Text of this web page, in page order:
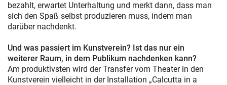
bezahlt, erwartet Unterhaltung und merkt dann, dass man
sich den Spaß selbst produzieren muss, indem man
darüber nachdenkt.
Und was passiert im Kunstverein? Ist das nur ein
weiterer Raum, in dem Publikum nachdenken kann?
Am produktivsten wird der Transfer vom Theater in den
Kunstverein vielleicht in der Installation „Calcutta in a